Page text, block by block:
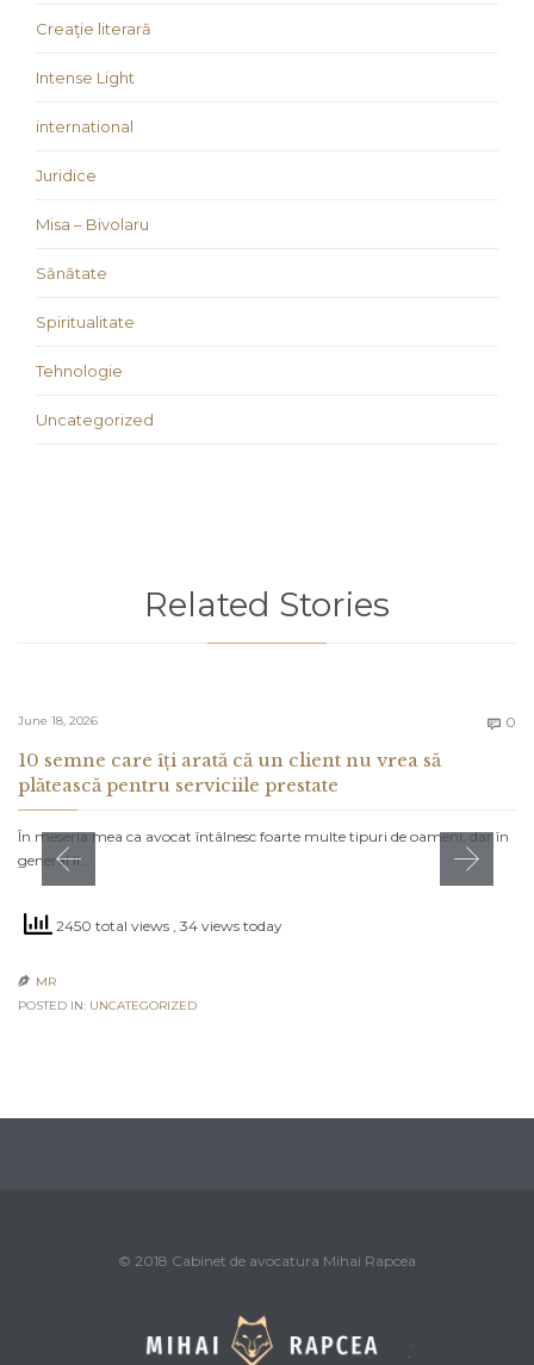
Creaţie literară
Intense Light
international
Juridice
Misa – Bivolaru
Sănătate
Spiritualitate
Tehnologie
Uncategorized
Related Stories
June 18, 2026  0
10 semne care îți arată că un client nu vrea să
plătească pentru serviciile prestate
În meseria mea ca avocat întâlnesc foarte multe tipuri de oameni, dar în
general îi…
2450 total views , 34 views today
 MR
POSTED IN: UNCATEGORIZED
© 2018 Cabinet de avocatura Mihai Rapcea